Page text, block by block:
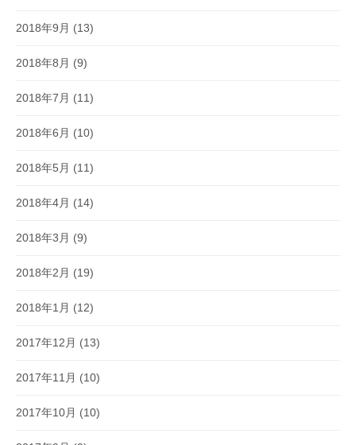
2018年9月 (13)
2018年8月 (9)
2018年7月 (11)
2018年6月 (10)
2018年5月 (11)
2018年4月 (14)
2018年3月 (9)
2018年2月 (19)
2018年1月 (12)
2017年12月 (13)
2017年11月 (10)
2017年10月 (10)